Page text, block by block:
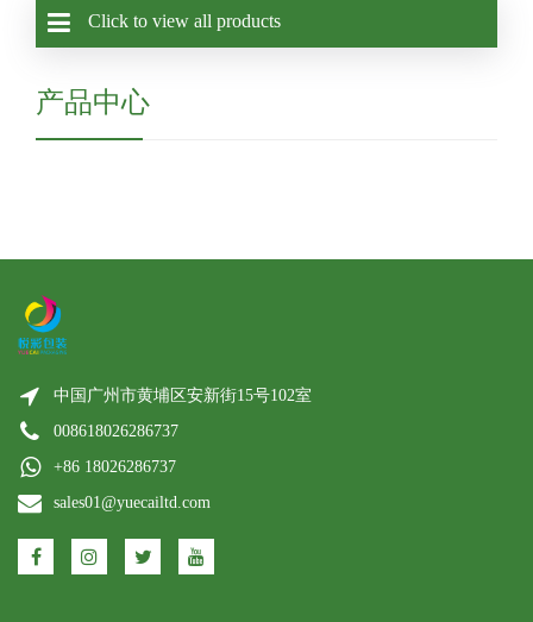
Click to view all products
产品中心
中国广州市黄埔区安新街15号102室
008618026286737
+86 18026286737
sales01@yuecailtd.com